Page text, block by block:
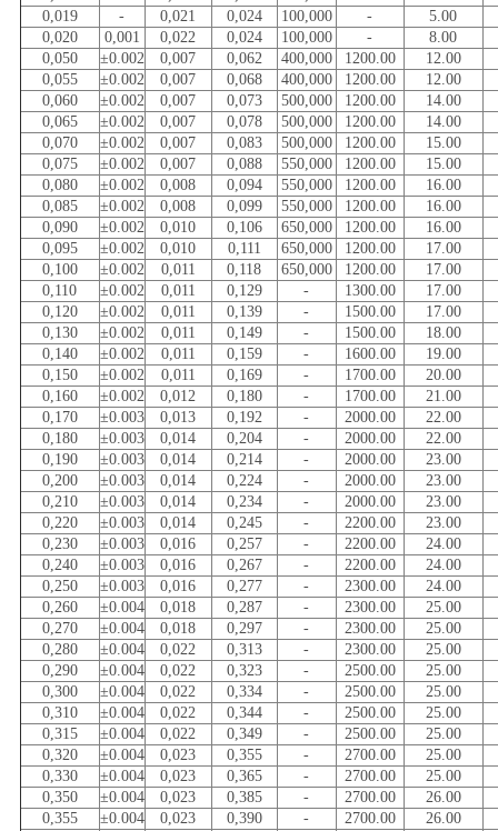
0,019
- 0,021 0,024 100,000 -
5.00
0,020
0,001 0,022 0,024 100,000 -
8.00
0,050
±0.002 0,007 0,062 400,000 1200.00
12.00
0,055
±0.002 0,007 0,068 400,000 1200.00
12.00
0,060
±0.002 0,007 0,073 500,000 1200.00
14.00
0,065
±0.002 0,007 0,078 500,000 1200.00
14.00
0,070
±0.002 0,007 0,083 500,000 1200.00
15.00
0,075
±0.002 0,007 0,088 550,000 1200.00
15.00
0,080
±0.002 0,008 0,094 550,000 1200.00
16.00
0,085
±0.002 0,008 0,099 550,000 1200.00
16.00
0,090
±0.002 0,010 0,106 650,000 1200.00
16.00
0,095
±0.002 0,010 0,111 650,000 1200.00
17.00
0,100
±0.002 0,011 0,118 650,000 1200.00
17.00
0,110
±0.002 0,011 0,129 - 1300.00
17.00
0,120
±0.002 0,011 0,139 - 1500.00
17.00
0,130
±0.002 0,011 0,149 - 1500.00
18.00
0,140
±0.002 0,011 0,159 - 1600.00
19.00
0,150
±0.002 0,011 0,169 - 1700.00
20.00
0,160
±0.002 0,012 0,180 - 1700.00
21.00
0,170
±0.003 0,013 0,192 - 2000.00
22.00
0,180
±0.003 0,014 0,204 - 2000.00
22.00
0,190
±0.003 0,014 0,214 - 2000.00
23.00
0,200
±0.003 0,014 0,224 - 2000.00
23.00
0,210
±0.003 0,014 0,234 - 2000.00
23.00
0,220
±0.003 0,014 0,245 - 2200.00
23.00
0,230
±0.003 0,016 0,257 - 2200.00
24.00
0,240
±0.003 0,016 0,267 - 2200.00
24.00
0,250
±0.003 0,016 0,277 - 2300.00
24.00
0,260
±0.004 0,018 0,287 - 2300.00
25.00
0,270
±0.004 0,018 0,297 - 2300.00
25.00
0,280
±0.004 0,022 0,313 - 2300.00
25.00
0,290
±0.004 0,022 0,323 - 2500.00
25.00
0,300
±0.004 0,022 0,334 - 2500.00
25.00
0,310
±0.004 0,022 0,344 - 2500.00
25.00
0,315
±0.004 0,022 0,349 - 2500.00
25.00
0,320
±0.004 0,023 0,355 - 2700.00
25.00
0,330
±0.004 0,023 0,365 - 2700.00
25.00
0,350
±0.004 0,023 0,385 - 2700.00
26.00
0,355
±0.004 0,023 0,390 - 2700.00
26.00